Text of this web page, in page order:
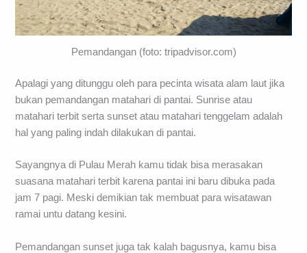
Pemandangan (foto: tripadvisor.com)
Apalagi yang ditunggu oleh para pecinta wisata alam laut jika
bukan pemandangan matahari di pantai. Sunrise atau
matahari terbit serta sunset atau matahari tenggelam adalah
hal yang paling indah dilakukan di pantai.
Sayangnya di Pulau Merah kamu tidak bisa merasakan
suasana matahari terbit karena pantai ini baru dibuka pada
jam 7 pagi. Meski demikian tak membuat para wisatawan
ramai untu datang kesini.
Pemandangan sunset juga tak kalah bagusnya, kamu bisa